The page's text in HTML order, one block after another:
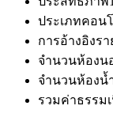
ประเภทคอน
การอ้างอิงรา
จำนวนห้องน
จำนวนห้องน้
รวมค่าธรรม